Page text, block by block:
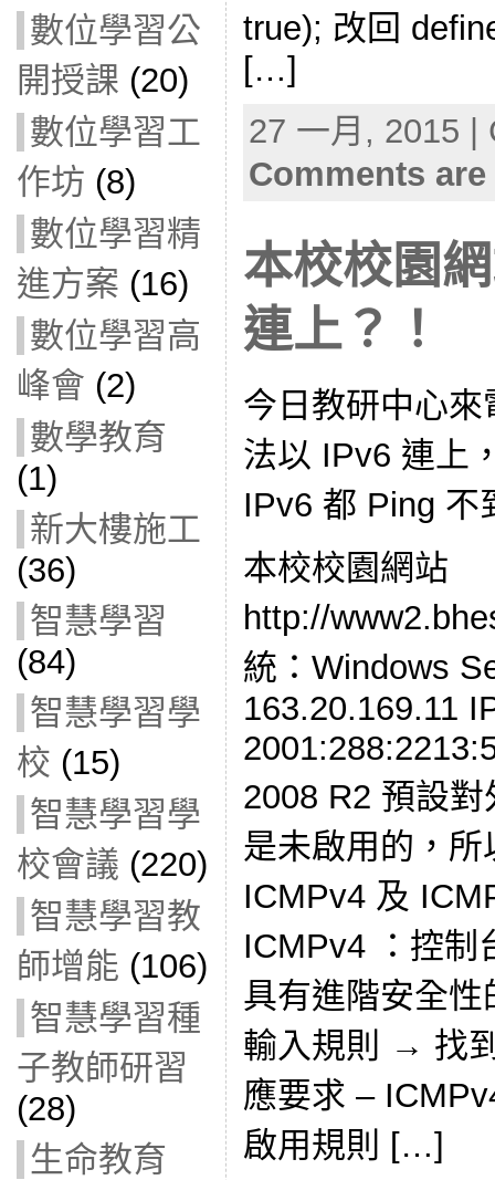
數位學習公
開授課 (20)
數位學習工
作坊 (8)
數位學習精
進方案 (16)
數位學習高
峰會 (2)
數學教育
(1)
新大樓施工
(36)
智慧學習
(84)
智慧學習學
校 (15)
智慧學習學
校會議 (220)
智慧學習教
師增能 (106)
智慧學習種
子教師研習
(28)
生命教育
true); 改回
[…]
27 一月, 2015
Comments
本校校園
連上？！
今日教研中心
法以 IPv6 連上
IPv6 都 Ping 不
本校校園網站
http://
統：Windows
163.20.169.11
2008 R2 預設
是未啟用的，
ICMPv4 及
ICMPv4 ：控
具有進階安全
輸入規則 → 找
應要求 –
啟用規則 […]